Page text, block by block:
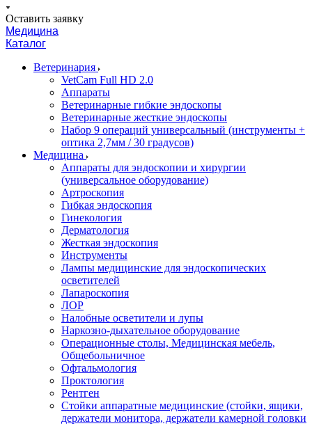
Оставить заявку
Медицина
Каталог
Ветеринария
VetCam Full HD 2.0
Аппараты
Ветеринарные гибкие эндоскопы
Ветеринарные жесткие эндоскопы
Набор 9 операций универсальный (инструменты +
оптика 2,7мм / 30 градусов)
Медицина
Аппараты для эндоскопии и хирургии
(универсальное оборудование)
Артроскопия
Гибкая эндоскопия
Гинекология
Дерматология
Жесткая эндоскопия
Инструменты
Лампы медицинские для эндоскопических
осветителей
Лапароскопия
ЛОР
Налобные осветители и лупы
Наркозно-дыхательное оборудование
Операционные столы, Медицинская мебель,
Общебольничное
Офтальмология
Проктология
Рентген
Стойки аппаратные медицинские (стойки, ящики,
держатели монитора, держатели камерной головки